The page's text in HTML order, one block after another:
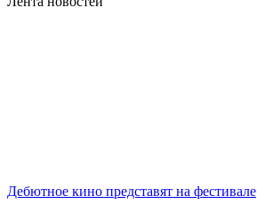
Дебютное кино представят на фестивале